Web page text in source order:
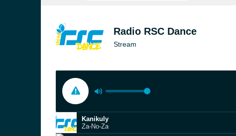
Radio RSC Dance
Stream
Kanikuly
Za-No-Za